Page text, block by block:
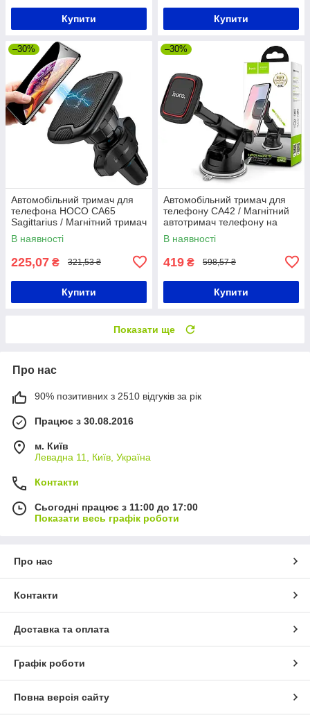
Купити Купити
–30%
Автомобільний тримач для
телефона HOCO CA65
Sagittarius / Магнітний тримач
дефлектор / Автомобільний
холдер
В наявності
225,07 ₴ 321,53 ₴
Купити
–30%
Автомобільний тримач для
телефону CA42 / Магнітний
автотримач телефону на
скло та панель
В наявності
419 ₴ 598,57 ₴
Купити
Показати ще
Про нас
90% позитивних з 2510 відгуків за рік
Працює з 30.08.2016
м. Київ
Левадна 11, Київ, Україна
Контакти
Сьогодні працює з 11:00 до 17:00
Показати весь графік роботи
Про нас
Контакти
Доставка та оплата
Графік роботи
Повна версія сайту